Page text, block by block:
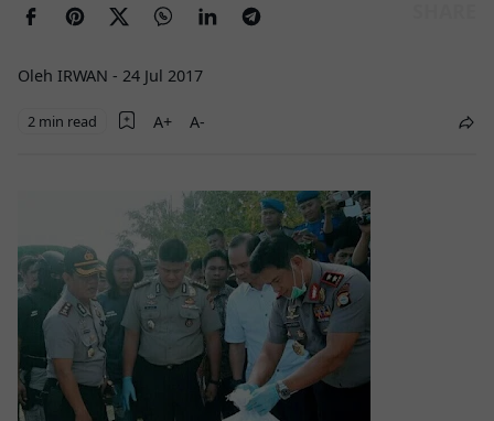
Oleh IRWAN - 24 Jul 2017
2 min read